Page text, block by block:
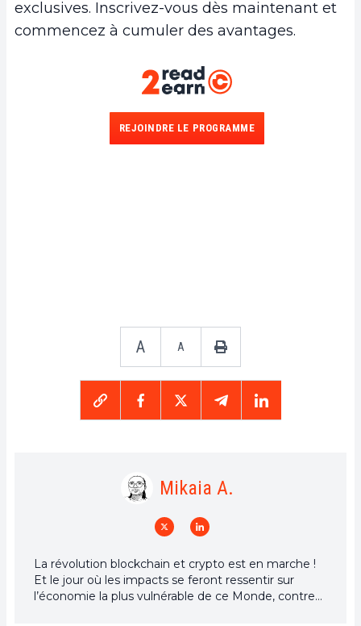
exclusives. Inscrivez-vous dès maintenant et
commencez à cumuler des avantages.
REJOINDRE LE PROGRAMME
A A
Mikaia A.
La révolution blockchain et crypto est en marche !
Et le jour où les impacts se feront ressentir sur
l’économie la plus vulnérable de ce Monde, contre